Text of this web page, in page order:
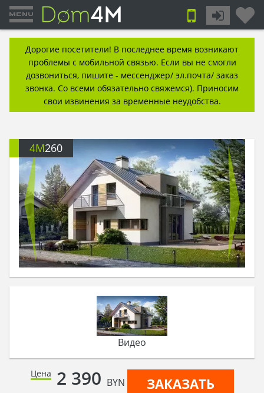
Дорогие посетители! В последнее время возникают
проблемы с мобильной связью. Если вы не смогли
дозвониться, пишите - мессенджер/ эл.почта/ заказ
звонка. Со всеми обязательно свяжемся). Приносим
свои извинения за временные неудобства.
4M260
Видео
Цена 2 390 BYN
ЗАКАЗАТЬ